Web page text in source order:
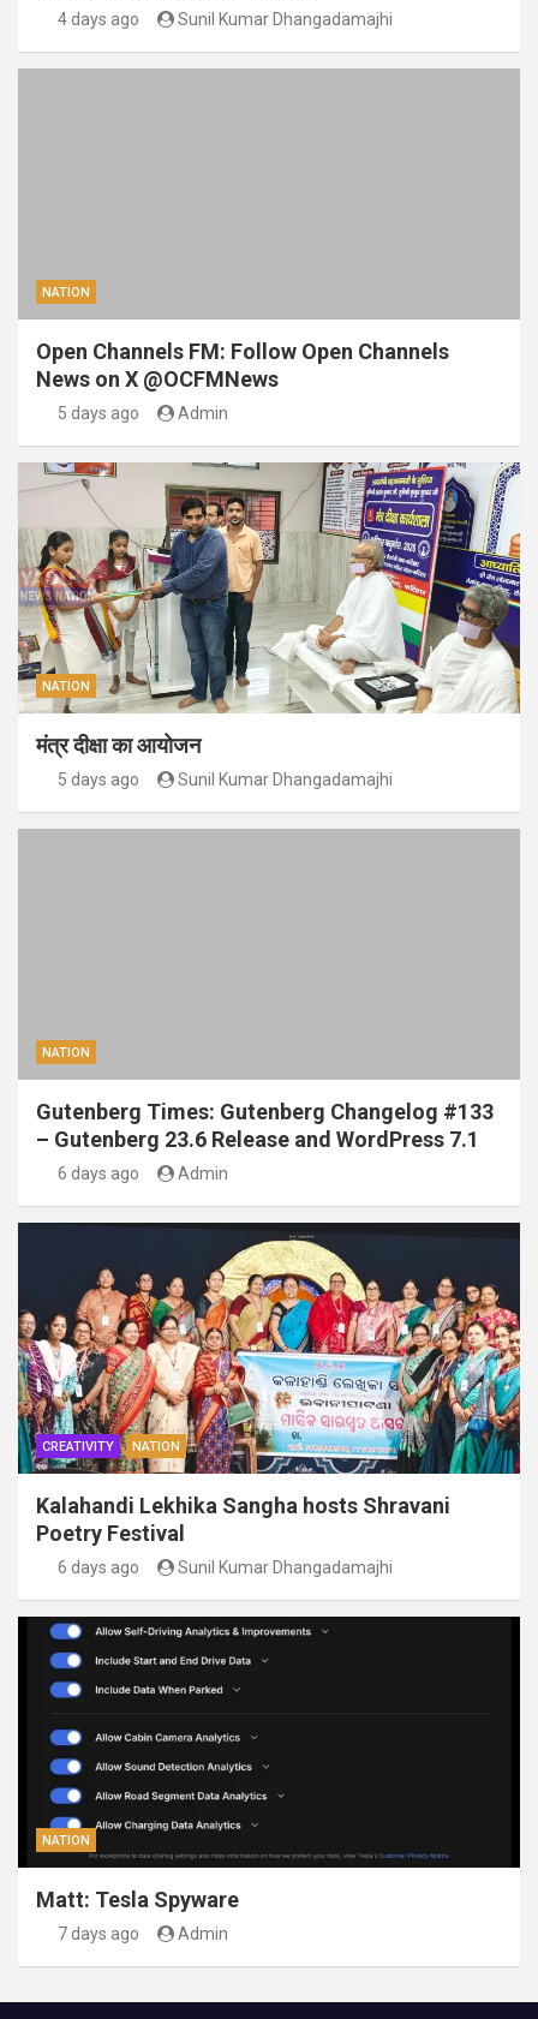
4 days ago Sunil Kumar Dhangadamajhi
NATION
Open Channels FM: Follow Open Channels
News on X @OCFMNews
5 days ago Admin
NATION
मंत्र दीक्षा का आयोजन
5 days ago Sunil Kumar Dhangadamajhi
NATION
Gutenberg Times: Gutenberg Changelog #133
– Gutenberg 23.6 Release and WordPress 7.1
6 days ago Admin
CREATIVITY NATION
Kalahandi Lekhika Sangha hosts Shravani
Poetry Festival
6 days ago Sunil Kumar Dhangadamajhi
NATION
Matt: Tesla Spyware
7 days ago Admin